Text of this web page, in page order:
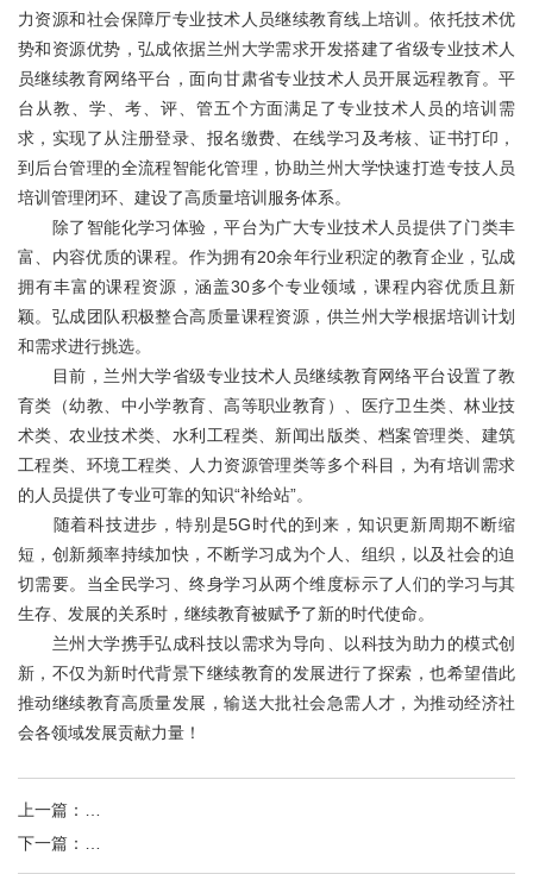
关于我们
力资源和社会保障厅专业技术人员继续教育线上培训。依托技术优
势和资源优势，弘成依据兰州大学需求开发搭建了省级专业技术人
员继续教育网络平台，面向甘肃省专业技术人员开展远程教育。平
台从教、学、考、评、管五个方面满足了专业技术人员的培训需
求，实现了从注册登录、报名缴费、在线学习及考核、证书打印，
到后台管理的全流程智能化管理，协助兰州大学快速打造专技人员
培训管理闭环、建设了高质量培训服务体系。
除了智能化学习体验，平台为广大专业技术人员提供了门类丰
富、内容优质的课程。作为拥有20余年行业积淀的教育企业，弘成
拥有丰富的课程资源，涵盖30多个专业领域，课程内容优质且新
颖。弘成团队积极整合高质量课程资源，供兰州大学根据培训计划
和需求进行挑选。
目前，兰州大学省级专业技术人员继续教育网络平台设置了教
育类（幼教、中小学教育、高等职业教育）、医疗卫生类、林业技
术类、农业技术类、水利工程类、新闻出版类、档案管理类、建筑
工程类、环境工程类、人力资源管理类等多个科目，为有培训需求
的人员提供了专业可靠的知识“补给站”。
随着科技进步，特别是5G时代的到来，知识更新周期不断缩
短，创新频率持续加快，不断学习成为个人、组织，以及社会的迫
切需要。当全民学习、终身学习从两个维度标示了人们的学习与其
生存、发展的关系时，继续教育被赋予了新的时代使命。
兰州大学携手弘成科技以需求为导向、以科技为助力的模式创
新，不仅为新时代背景下继续教育的发展进行了探索，也希望借此
推动继续教育高质量发展，输送大批社会急需人才，为推动经济社
会各领域发展贡献力量！
上一篇 ：
下一篇 ：